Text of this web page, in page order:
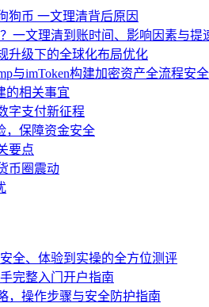
狗币 一文理清背后原因
一文理清到账时间、影响因素与提
升级下的全球化布局优化
与imToken构建加密资产全流程安
的相关事宜
字支付新征程
，保障资金安全
要点
币圈震动
全、体验到实操的全方位测评
完整入门开户指南
，操作步骤与安全防护指南